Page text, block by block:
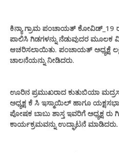
ಕಿನ್ಯಾ ಗ್ರಾಮ ಪಂಚಾಯತ್ ಕೋವಿಡ್_19 ರ
ಪಾಲಿಸಿ ಗಿಡಗಳನ್ನು ನೆಡುವುದರ ಮೂಲಕ
ಆಚರಿಸಲಾಯಿತು. ಪಂಚಾಯತ್ ಅಧ್ಯಕ್ಷೆ
ಚಾಲನೆಯನ್ನು ನೀಡಿದರು.
ಊರಿನ ಪ್ರಮುಖರಾದ ಕುತುಬಿಯಾ
ಅಧ್ಯಕ್ಷ ಕೆ ಸಿ ಇಸ್ಮಾಯಿಲ್ ಹಾಗೂ
ಪೋಷಕ ಬಾಬು ಶಾಸ್ತ ಇವರಿಗೆ ಅಧ್ಯಕ್ಷ ರು
ಕಾರ್ಯಕ್ರಮವನ್ನು ಉದ್ಘಾಟನೆ ಮಾಡಿದರು.